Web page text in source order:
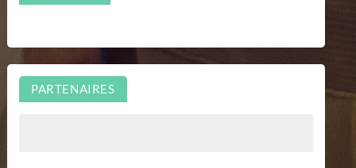
PARTENAIRES